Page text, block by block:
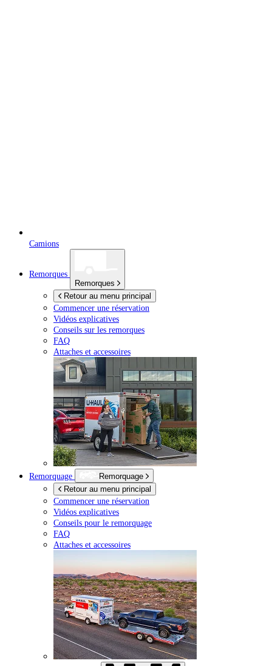
Camions
Remorques
Remorques
Retour au menu principal
Commencer une réservation
Vidéos explicatives
Conseils sur les remorques
FAQ
Attaches et accessoires
Remorquage
Remorquage
Retour au menu principal
Commencer une réservation
Vidéos explicatives
Conseils pour le remorquage
FAQ
Attaches et accessoires